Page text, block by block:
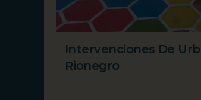
Intervenciones De
Rionegro